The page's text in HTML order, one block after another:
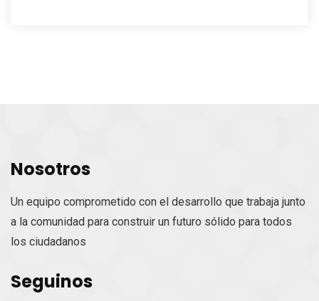
Nosotros
Un equipo comprometido con el desarrollo que trabaja junto
a la comunidad para construir un futuro sólido para todos
los ciudadanos
Seguinos